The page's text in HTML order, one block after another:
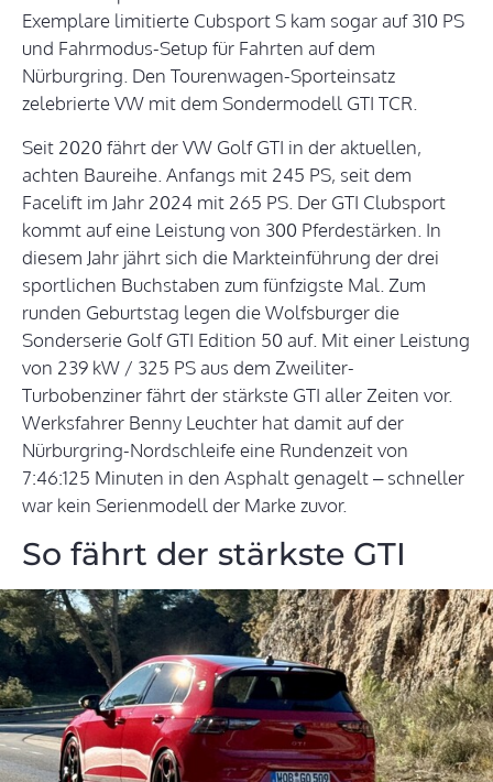
Exemplare limitierte Cubsport S kam sogar auf 310 PS
und Fahrmodus-Setup für Fahrten auf dem
Nürburgring. Den Tourenwagen-Sporteinsatz
zelebrierte VW mit dem Sondermodell GTI TCR.
Seit 2020 fährt der VW Golf GTI in der aktuellen,
achten Baureihe. Anfangs mit 245 PS, seit dem
Facelift im Jahr 2024 mit 265 PS. Der GTI Clubsport
kommt auf eine Leistung von 300 Pferdestärken. In
diesem Jahr jährt sich die Markteinführung der drei
sportlichen Buchstaben zum fünfzigste Mal. Zum
runden Geburtstag legen die Wolfsburger die
Sonderserie Golf GTI Edition 50 auf. Mit einer Leistung
von 239 kW / 325 PS aus dem Zweiliter-
Turbobenziner fährt der stärkste GTI aller Zeiten vor.
Werksfahrer Benny Leuchter hat damit auf der
Nürburgring-Nordschleife eine Rundenzeit von
7:46:125 Minuten in den Asphalt genagelt – schneller
war kein Serienmodell der Marke zuvor.
So fährt der stärkste GTI